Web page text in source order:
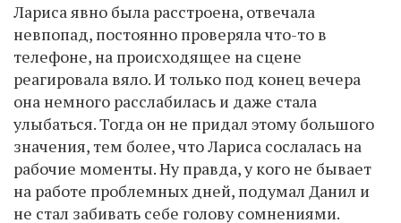
Лариса явно была расстроена, отвечала
невпопад, постоянно проверяла что-то в
телефоне, на происходящее на сцене
реагировала вяло. И только под конец вечера
она немного расслабилась и даже стала
улыбаться. Тогда он не придал этому большого
значения, тем более, что Лариса сослалась на
рабочие моменты. Ну правда, у кого не бывает
на работе проблемных дней, подумал Данил и
не стал забивать себе голову сомнениями.